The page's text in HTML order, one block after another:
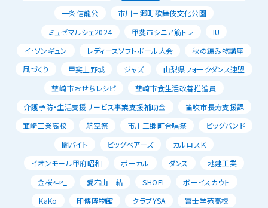
一条信龍公
市川三郷町歌舞伎文化公園
ミュゼマルシェ2024
甲斐市シニア筋トレ
IU
イ･ソンギュン
レディースソフトボール大会
秋の編み物講座
凧づくり
甲斐上野城 ジャズ
山梨県フォークダンス連盟
韮崎市おせちレシピ
韮崎市食生活改善推進員
介護予防・生活支援サービス事業支援補助金
笛吹市長寿支援課
韮崎工業高校
航空祭 市川三郷町合唱祭
ビッグバンド
闇バイト
ビッグベアーズ
カルロスＫ
イオンモール甲府昭和
ボーカル ダンス
地建工業
金桜神社
愛宕山 結 SHOEI
ボーイスカウト
KaKo
印傳博物館 クラブYSA
富士学苑高校